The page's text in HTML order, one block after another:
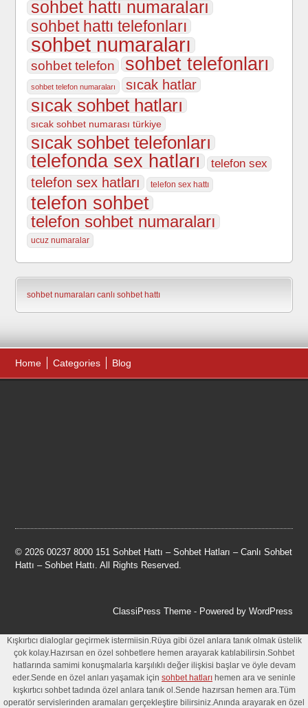
sohbet hattı numaraları
sohbet hattı telefonları
sohbet numaraları
sohbet telefon sohbet telefonları
sohbet telefon numaraları sıcak hatlar
sıcak sohbet hatları
sıcak sohbet numarası türkiye
sıcak sohbet telefonları
telefonda sex hatları telefon sex
telefon sex hatları telefon sex hattı
telefon sohbet
telefon sohbet numaraları
ucuz numaralar
sohbet numaraları canlı sohbet hattı
Home Categories Blog
© 2026 00237 8000 151 Sohbet Hattı – Sohbet Hatları – Canlı Sohbet
Hattı – Sohbet Hattı. All Rights Reserved.
ClassiPress Theme- Powered by WordPress
Kışkırtıcı dialoglar geçirmek istermiisin.Rüya gibi özel anlara tanık olmak üstelik
çok kolay.Hazırsan en özel sohbetlere hemen arayarak katılabilirsin.Sohbet
hatlarında samimi konuşmalarla karşılıklı değer ilişkisi başlar ve öyle devam
eder.Sende en özel anları yaşamak için sohbet hatları hemen ara ve seninle
kışkırtıcı sohbet tadında özel anlara tanık ol.Sende hazırsan hemen ara.Tüm
operatör servislerinden aramaları gerçekleştire bilirsiniz.Anında arayarak en özel